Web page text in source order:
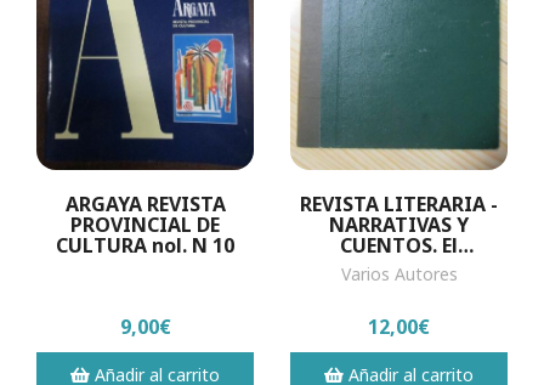
ARGAYA REVISTA
PROVINCIAL DE
CULTURA nol. N 10
9,00€
Añadir al carrito
REVISTA LITERARIA -
NARRATIVAS Y
CUENTOS. El
asesinato del fuerte
Medbury, La
Cazadores...
Varios Autores
12,00€
Añadir al carrito